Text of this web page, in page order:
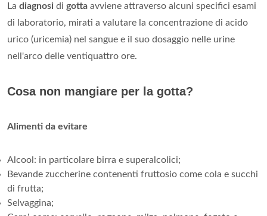
La diagnosi di gotta avviene attraverso alcuni specifici esami
di laboratorio, mirati a valutare la concentrazione di acido
urico (uricemia) nel sangue e il suo dosaggio nelle urine
nell'arco delle ventiquattro ore.
Cosa non mangiare per la gotta?
Alimenti da evitare
Alcool: in particolare birra e superalcolici;
Bevande zuccherine contenenti fruttosio come cola e succhi
di frutta;
Selvaggina;